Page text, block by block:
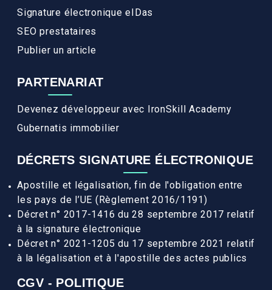
Signature électronique eIDas
SEO prestataires
Publier un article
PARTENARIAT
Devenez développeur avec IronSkill Academy
Gubernatis immobilier
DÉCRETS SIGNATURE ÉLECTRONIQUE
Apostille et légalisation, fin de l'obligation entre
les pays de l’UE (Règlement 2016/1191)
Décret n° 2017-1416 du 28 septembre 2017 relatif
à la signature électronique
Décret n° 2021-1205 du 17 septembre 2021 relatif
à la légalisation et à l'apostille des actes publics
CGV - POLITIQUE